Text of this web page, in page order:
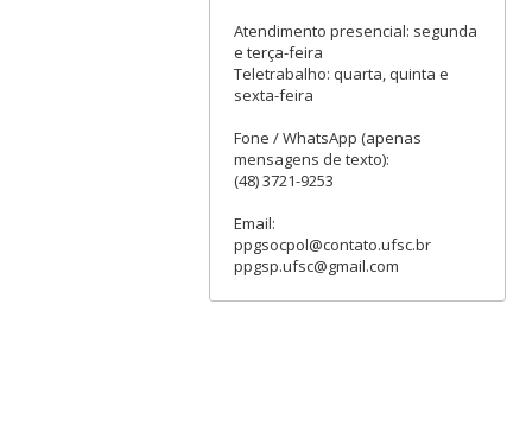
Atendimento presencial: segunda
e terça-feira
Teletrabalho: quarta, quinta e
sexta-feira
Fone / WhatsApp (apenas
mensagens de texto):
(48) 3721-9253
Email:
ppgsocpol@contato.ufsc.br
ppgsp.ufsc@gmail.com